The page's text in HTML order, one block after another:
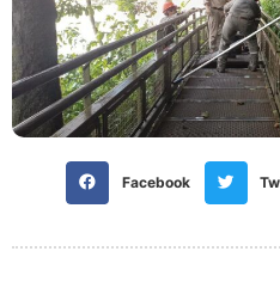
Facebook